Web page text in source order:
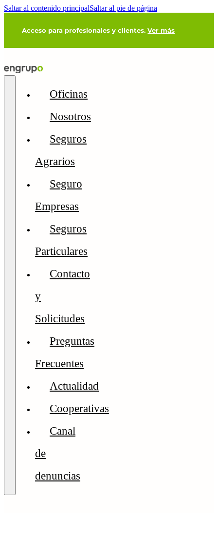
Saltar al contenido principalSaltar al pie de página
Acceso para profesionales y clientes.Ver más
Oficinas
Nosotros
Seguros
Agrarios
Seguro
Empresas
Seguros
Particulares
Contacto
y
Solicitudes
Preguntas
Frecuentes
Actualidad
Cooperativas
Canal
de
denuncias